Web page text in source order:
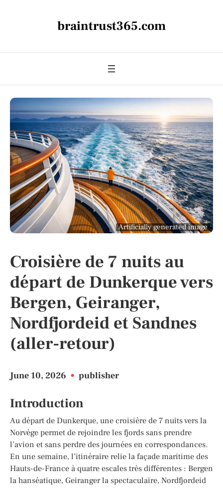
braintrust365.com
Artificially generated image
Croisière de 7 nuits au
départ de Dunkerque vers
Bergen, Geiranger,
Nordfjordeid et Sandnes
(aller-retour)
June 10, 2026 • publisher
Introduction
Au départ de Dunkerque, une croisière de 7 nuits vers la
Norvège permet de rejoindre les fjords sans prendre
l’avion et sans perdre des journées en correspondances.
En une semaine, l’itinéraire relie la façade maritime des
Hauts-de-France à quatre escales très différentes : Bergen
la hanséatique, Geiranger la spectaculaire, Nordfjordeid